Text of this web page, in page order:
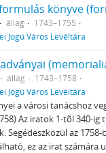
állag
1743–1755
Jogú Város Levéltára
állag
1743–1758
Jogú Város Levéltára
a városi tanácshoz
Az iratok 1-tõl 340-ig
Segédeszközül az
ez az irat számára